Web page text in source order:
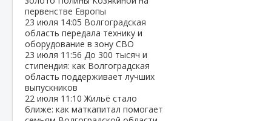
первенстве Европы
23 июля 14:05 Волгоградская
область передала технику и
оборудование в зону СВО
23 июля 11:56 До 300 тысяч и
стипендия: как Волгоградская
область поддерживает лучших
выпускников
22 июля 11:10Жильё стало
ближе: как маткапитал помогает